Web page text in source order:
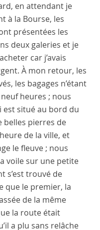
en attendant je
à la Bourse, les
présentées les
deux galeries et je
car j’avais
À mon retour, les
les bagages n’étant
neuf heures ; nous
est situé au bord du
belles pierres de
de la ville, et
le fleuve ; nous
voile sur une petite
s’est trouvé de
que le premier, la
de la même
la route était
a plu sans relâche